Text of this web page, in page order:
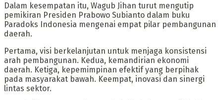
Dalam kesempatan itu, Wagub Jihan turut mengutip
pemikiran Presiden Prabowo Subianto dalam buku
Paradoks Indonesia mengenai empat pilar pembangunan
daerah.
Pertama, visi berkelanjutan untuk menjaga konsistensi
arah pembangunan. Kedua, kemandirian ekonomi
daerah. Ketiga, kepemimpinan efektif yang berpihak
pada masyarakat bawah. Keempat, inovasi dan sinergi
lintas sektor.